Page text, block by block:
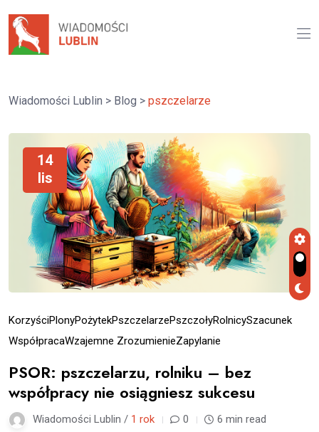
Wiadomości Lublin > Blog > pszczelarze
14
lis
KorzyściPlonyPożytekPszczelarzePszczołyRolnicySzacunek
WspółpracaWzajemne ZrozumienieZapylanie
PSOR: pszczelarzu, rolniku – bez
współpracy nie osiągniesz sukcesu
Wiadomości Lublin / 1 rok 0 6 min read